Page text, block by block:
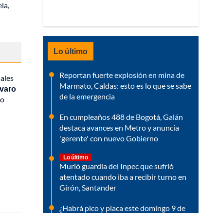
Lo último
Reportan fuerte explosión en mina de
Marmato, Caldas: esto es lo que se sabe
de la emergencia
En cumpleaños 488 de Bogotá, Galán
destaca avances en Metro y anuncia
'gerente' con nuevo Gobierno
Lo último
Murió guardia del Inpec que sufrió
atentado cuando iba a recibir turno en
Girón, Santander
¿Habrá pico y placa este domingo 9 de